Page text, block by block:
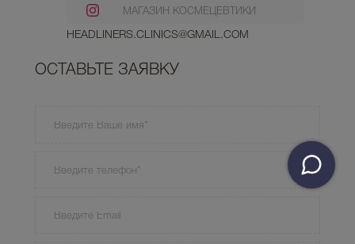
МАГАЗИН КОСМЕЦЕВТИКИ
HEADLINERS.CLINICS@GMAIL.COM
ОСТАВЬТЕ ЗАЯВКУ